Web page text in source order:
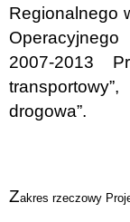
Regionalnego
2007-2013
drogowa”.
Zakres rzeczowy